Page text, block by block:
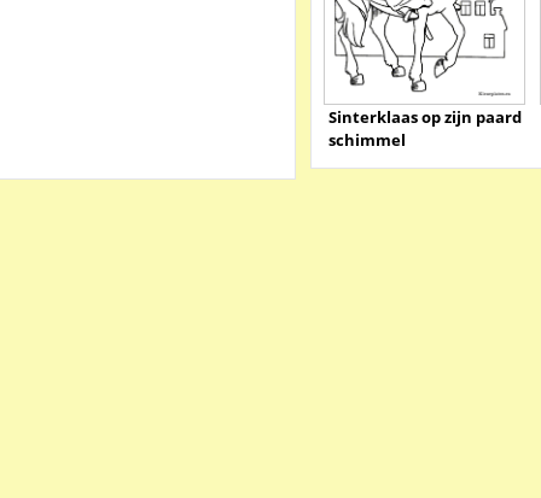
Sinterklaas op zijn paard
schimmel